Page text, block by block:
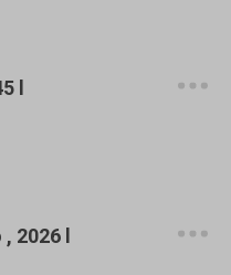
l
2026 l